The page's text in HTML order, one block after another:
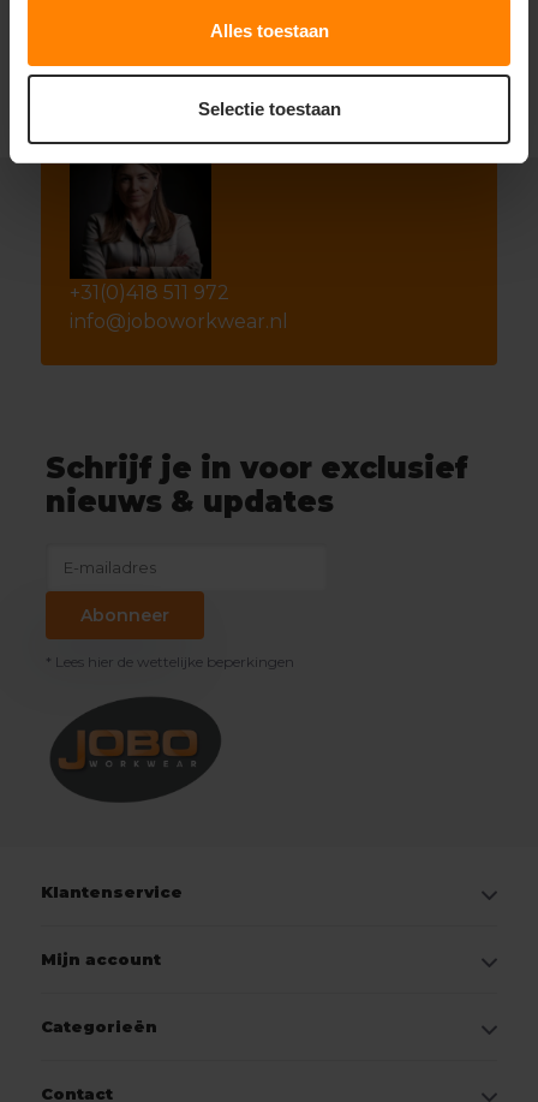
Alles toestaan
Selectie toestaan
+31(0)418 511 972
info@joboworkwear.nl
Schrijf je in voor exclusief
nieuws & updates
Abonneer
* Lees hier de wettelijke beperkingen
Klantenservice
Mijn account
Categorieën
Contact